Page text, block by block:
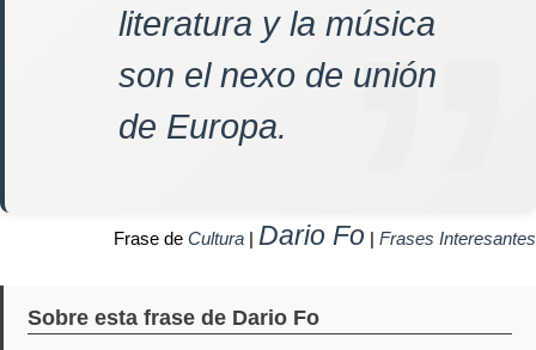
literatura y la música
son el nexo de unión
de Europa.
Frase de Cultura | Dario Fo | Frases Interesantes
Sobre esta frase de Dario Fo